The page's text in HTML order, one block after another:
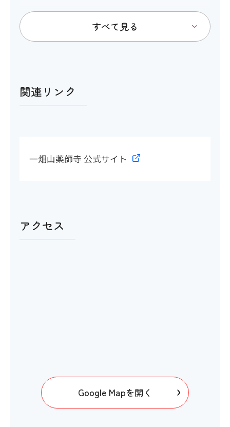
トイレ
多目的トイレ
〇 100cm
おむつ替え台
関連リンク
一畑山薬師寺 公式サイト
アクセス
Google Mapを開く